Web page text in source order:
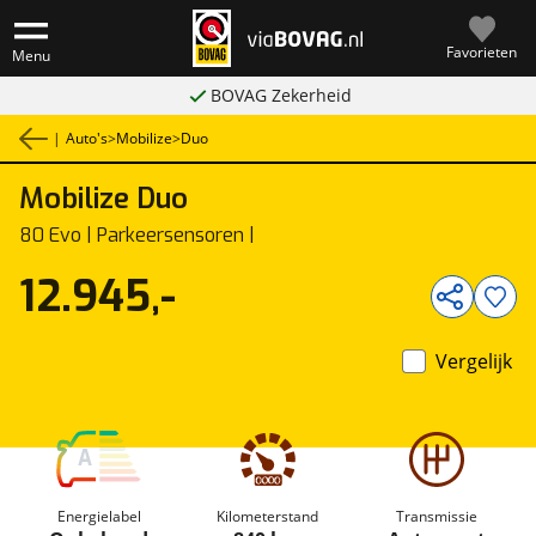
Menu Favorieten
BOVAG Zekerheid
| Auto's>Mobilize>Duo
Mobilize Duo
80 Evo | Parkeersensoren |
A
Energielabel Kilometerstand Transmissie
12.945,-
Vergelijk